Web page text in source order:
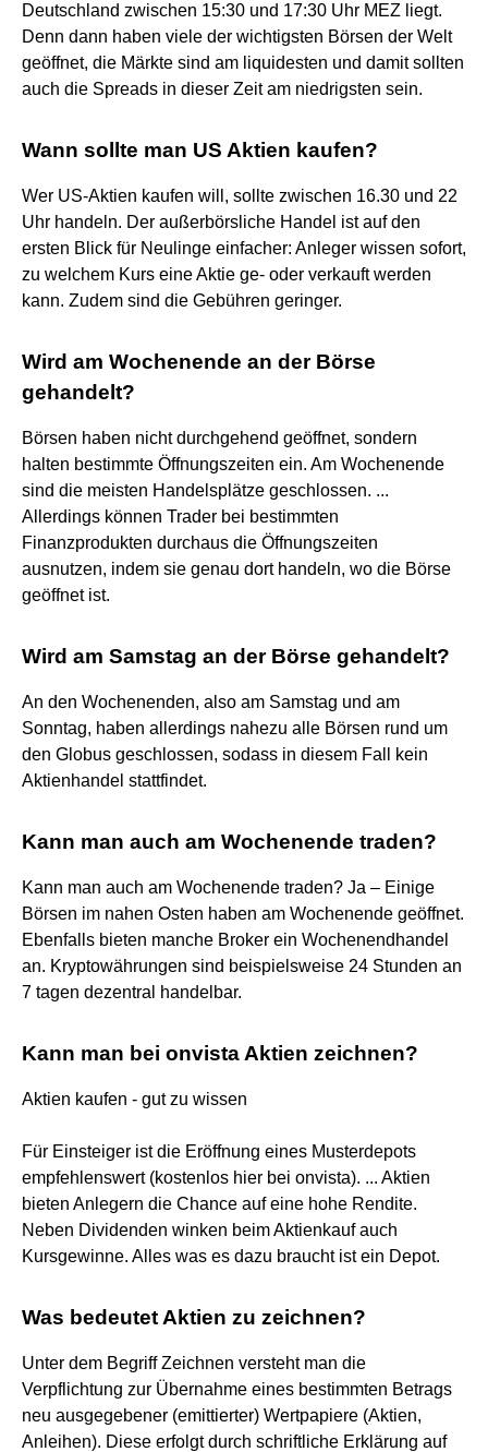
Deutschland zwischen 15:30 und 17:30 Uhr MEZ liegt.
Denn dann haben viele der wichtigsten Börsen der Welt
geöffnet, die Märkte sind am liquidesten und damit sollten
auch die Spreads in dieser Zeit am niedrigsten sein.
Wann sollte man US Aktien kaufen?
Wer US-Aktien kaufen will, sollte zwischen 16.30 und 22
Uhr handeln. Der außerbörsliche Handel ist auf den
ersten Blick für Neulinge einfacher: Anleger wissen sofort,
zu welchem Kurs eine Aktie ge- oder verkauft werden
kann. Zudem sind die Gebühren geringer.
Wird am Wochenende an der Börse
gehandelt?
Börsen haben nicht durchgehend geöffnet, sondern
halten bestimmte Öffnungszeiten ein. Am Wochenende
sind die meisten Handelsplätze geschlossen. ...
Allerdings können Trader bei bestimmten
Finanzprodukten durchaus die Öffnungszeiten
ausnutzen, indem sie genau dort handeln, wo die Börse
geöffnet ist.
Wird am Samstag an der Börse gehandelt?
An den Wochenenden, also am Samstag und am
Sonntag, haben allerdings nahezu alle Börsen rund um
den Globus geschlossen, sodass in diesem Fall kein
Aktienhandel stattfindet.
Kann man auch am Wochenende traden?
Kann man auch am Wochenende traden? Ja – Einige
Börsen im nahen Osten haben am Wochenende geöffnet.
Ebenfalls bieten manche Broker ein Wochenendhandel
an. Kryptowährungen sind beispielsweise 24 Stunden an
7 tagen dezentral handelbar.
Kann man bei onvista Aktien zeichnen?
Aktien kaufen - gut zu wissen
Für Einsteiger ist die Eröffnung eines Musterdepots
empfehlenswert (kostenlos hier bei onvista). ... Aktien
bieten Anlegern die Chance auf eine hohe Rendite.
Neben Dividenden winken beim Aktienkauf auch
Kursgewinne. Alles was es dazu braucht ist ein Depot.
Was bedeutet Aktien zu zeichnen?
Unter dem Begriff Zeichnen versteht man die
Verpflichtung zur Übernahme eines bestimmten Betrags
neu ausgegebener (emittierter) Wertpapiere (Aktien,
Anleihen). Diese erfolgt durch schriftliche Erklärung auf